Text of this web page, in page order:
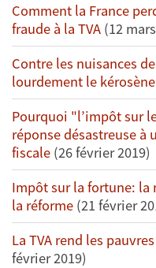
Comment la France
fraude à la TVA (12
Contre les nuisances
lourdement le kérosène
Pourquoi "l’impôt sur
réponse désastreuse à
fiscale (26 février 2019)
Impôt sur la fortune: la
la réforme (21 février
La TVA rend les
février 2019)